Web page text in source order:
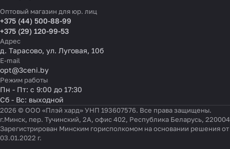
Оптовый магазин для юр. лиц
+375 (44) 500-88-99
+375 (29) 120-99-53
Адрес
д. Тарасово, ул. Луговая, 10б
E-mail
opt@3ceni.by
Режим работы
Пн - Пт: с 9:00 до 17:30
Сб - Вс: выходной
2026 © ООО «Плэй хард» УНП 193607576. Все права защищены.
г.Минск, пер. Тучинский, 2А, офис 402, Республика Беларусь, 220004
Зарегистрирован Минским горисполкомом на основании решения от
03.01.2022 г.